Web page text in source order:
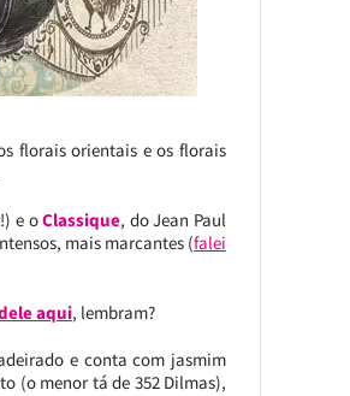
florais orientais e os florais
e oClassique, do Jean Paul
mais marcantes (falei
aqui, lembram?
e conta com jasmim
(o menor tá de 352 Dilmas),